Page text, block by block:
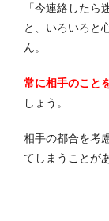
「今連絡した
と、いろいろと
ん。
常に相手のこと
しょう。
相手の都合を考
てしまうことが